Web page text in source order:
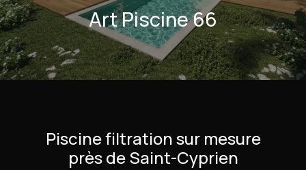
Art Piscine 66
Piscine filtration sur mesure
près de Saint-Cyprien